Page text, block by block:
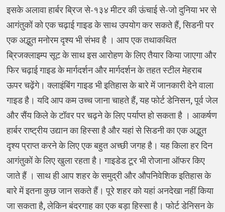
इसके अलावा हार्बर ब्रिज से-१३४ मीटर की ऊंचाई से-जो दुनिया भर से
आगंतुकों को एक चढ़ाई गाइड के साथ उपयोग कर सकते हैं, सिडनी पर
एक अद्भुत मनोरम दृश्य भी संभव है । आप एक तथाकथित
ब्रिजक्लाइम्प सूट के साथ इस आरोहण के लिए तैयार किया जाएगा और
फिर चढ़ाई गाइड के मार्गदर्शन और मार्गदर्शन के तहत स्टील मेहराब
ऊपर चढ़ेंगे। क्लाइंबिंग गाइड भी इतिहास के बारे में जानकारी देने वाला
गाइड है। यदि आप कम उच्च जाना चाहते हैं, यह फोर्ट डेनिसन, पूर्व जेल
और सैंय किले के टॉवर पर चढ़ने के लिए पर्याप्त हो सकता है । आकर्षण
हार्बर राष्ट्रीय उद्यान का हिस्सा है और यहां से सिडनी का एक अद्भुत
दृश्य प्राप्त करने के लिए एक बहुत अच्छी जगह है। यह किला हर दिन
आगंतुकों के लिए खुला रहता है। गाइडेड टूर भी रोजाना ऑफर किए
जाते हैं । साथ ही आप शहर के समुद्री और औपनिवेशिक इतिहास के
बारे में इतना कुछ जान सकते हैं। पूरे शहर को यहां अनदेखा नहीं किया
जा सकता है, लेकिन बंदरगाह का एक बड़ा हिस्सा है। फोर्ट डेनिसन के